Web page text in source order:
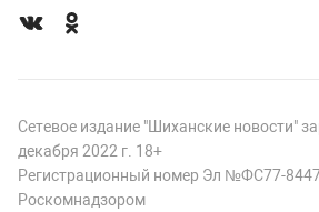
Сетевое издание "Шиханские новости"
декабря 2022 г. 18+
Регистрационный номер Эл №ФС77-
Роскомнадзором